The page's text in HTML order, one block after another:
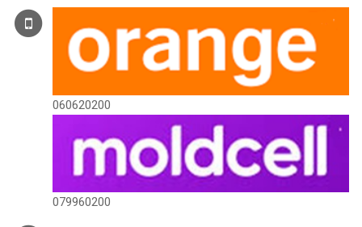
060620200
079960200